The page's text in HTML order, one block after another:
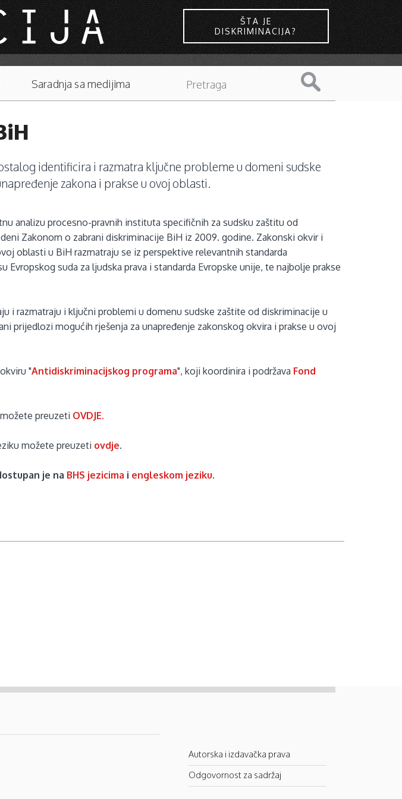
ŠTA JE
DISKRIMINACIJA?
Saradnja sa medijima
identificira i razmatra ključne probleme u domeni sudske
zakona i prakse u ovoj oblasti.
analizu procesno-pravnih instituta specifičnih za sudsku zaštitu od
Zakonom o zabrani diskriminacije BiH iz 2009. godine. Zakonski okvir i
oblasti u BiH razmatraju se iz perspektive relevantnih standarda
Evropskog suda za ljudska prava i standarda Evropske unije, te najbolje prakse
i razmatraju i ključni problemi u domenu sudske zaštite od diskriminacije u
prijedlozi mogućih rješenja za unapređenje zakonskog okvira i prakse u ovoj
"Antidiskriminacijskog programa", koji koordinira i podržava Fond
preuzeti OVDJE.
možete preuzeti ovdje.
je na BHS jezicima i engleskom jeziku.
Autorska i izdavačka prava
Odgovornost za sadržaj